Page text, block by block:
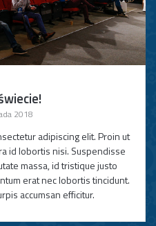
2018
adipiscing elit. Proin ut
id lobortis nisi. Suspendisse
massa, id tristique justo
erat nec lobortis tincidunt.
accumsan efficitur.